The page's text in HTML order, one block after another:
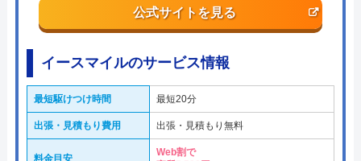
公式サイトを見る
イースマイルのサービス情報
最短駆けつけ時間 最短20分
出張・見積もり費用 出張・見積もり無料
料金目安
Web割で